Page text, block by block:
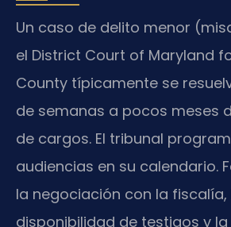
Un caso de delito menor
el District Court of Maryland
County típicamente se
de semanas a pocos meses
de cargos. El tribunal
audiencias en su calendario.
la negociación con la fiscalía,
disponibilidad de testigos y